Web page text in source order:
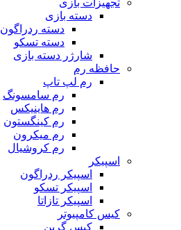
تجهیزات بازی
دسته بازی
دسته ردراگون
دسته تسکو
شارژر دسته بازی
حافظه رم
رم لپ تاپ
رم سامسونگ
رم هاینیکس
رم کینگستون
رم میکرون
رم کروشیال
اسپیکر
اسپیکر ردراگون
اسپیکر تسکو
اسپیکر تازاتا
کیس کامپیوتر
کیس گرین